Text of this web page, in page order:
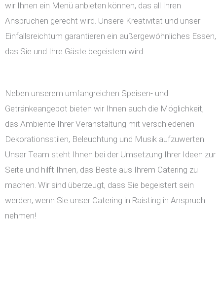
wir Ihnen ein Menü anbieten können, das all Ihren
Ansprüchen gerecht wird. Unsere Kreativität und unser
Einfallsreichtum garantieren ein außergewöhnliches Essen,
das Sie und Ihre Gäste begeistern wird.
Neben unserem umfangreichen Speisen- und
Getränkeangebot bieten wir Ihnen auch die Möglichkeit,
das Ambiente Ihrer Veranstaltung mit verschiedenen
Dekorationsstilen, Beleuchtung und Musik aufzuwerten.
Unser Team steht Ihnen bei der Umsetzung Ihrer Ideen zur
Seite und hilft Ihnen, das Beste aus Ihrem Catering zu
machen. Wir sind überzeugt, dass Sie begeistert sein
werden, wenn Sie unser Catering in Raisting in Anspruch
nehmen!